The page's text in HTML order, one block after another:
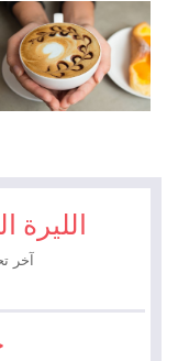
آخر تحديث: